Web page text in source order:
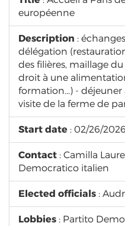
européenne
Description :
délégation
des filières, maillage
droit à une
formation...) -
visite de la ferme de
Start date : 02/26/2026
Contact : Camilla
Democratico italien
Elected officials :
Lobbies : Partito